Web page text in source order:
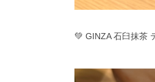
💚 GINZA 石臼抹茶